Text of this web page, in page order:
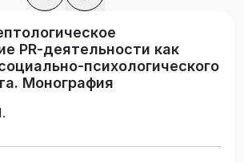
PR‑деятельности как
психологического
Монография